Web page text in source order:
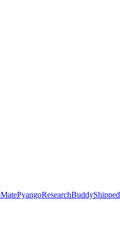
PyangoResearchBuddyShipped